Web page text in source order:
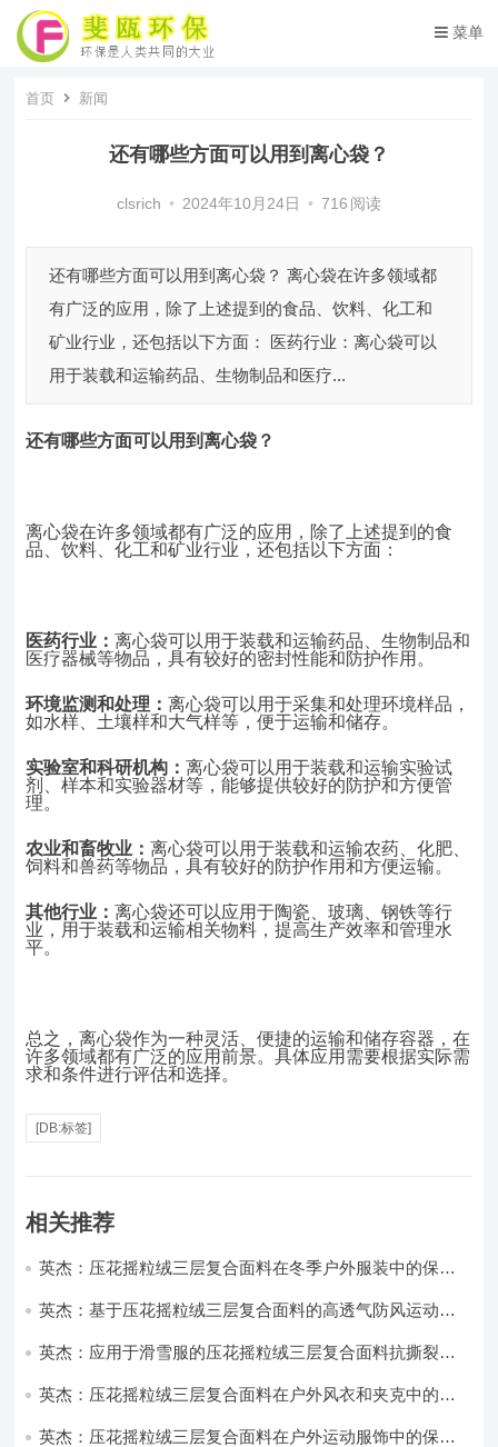
菜单
首页 新闻
还有哪些方面可以用到离心袋？
clsrich • 2024年10月24日 • 716 阅读
还有哪些方面可以用到离心袋？ 离心袋在许多领域都
有广泛的应用，除了上述提到的食品、饮料、化工和
矿业行业，还包括以下方面： 医药行业：离心袋可以
用于装载和运输药品、生物制品和医疗...
还有哪些方面可以用到离心袋？
离心袋在许多领域都有广泛的应用，除了上述提到的食
品、饮料、化工和矿业行业，还包括以下方面：
医药行业：离心袋可以用于装载和运输药品、生物制品和
医疗器械等物品，具有较好的密封性能和防护作用。
环境监测和处理：离心袋可以用于采集和处理环境样品，
如水样、土壤样和大气样等，便于运输和储存。
实验室和科研机构：离心袋可以用于装载和运输实验试
剂、样本和实验器材等，能够提供较好的防护和方便管
理。
农业和畜牧业：离心袋可以用于装载和运输农药、化肥、
饲料和兽药等物品，具有较好的防护作用和方便运输。
其他行业：离心袋还可以应用于陶瓷、玻璃、钢铁等行
业，用于装载和运输相关物料，提高生产效率和管理水
平。
总之，离心袋作为一种灵活、便捷的运输和储存容器，在
许多领域都有广泛的应用前景。具体应用需要根据实际需
求和条件进行评估和选择。
[DB:标签]
相关推荐
英杰：压花摇粒绒三层复合面料在冬季户外服装中的保暖
英杰：基于压花摇粒绒三层复合面料的高透气防风运动服
英杰：应用于滑雪服的压花摇粒绒三层复合面料抗撕裂与
英杰：压花摇粒绒三层复合面料在户外风衣和夹克中的应
英杰：压花摇粒绒三层复合面料在户外运动服饰中的保暖